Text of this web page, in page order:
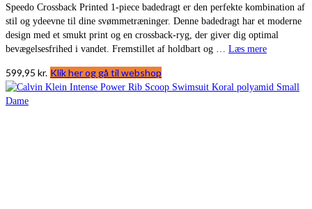
Speedo Crossback Printed 1-piece badedragt er den perfekte kombination af
stil og ydeevne til dine svømmetræninger. Denne badedragt har et moderne
design med et smukt print og en crossback-ryg, der giver dig optimal
bevægelsesfrihed i vandet. Fremstillet af holdbart og … Læs mere
599,95 kr. Klik her og gå til webshop